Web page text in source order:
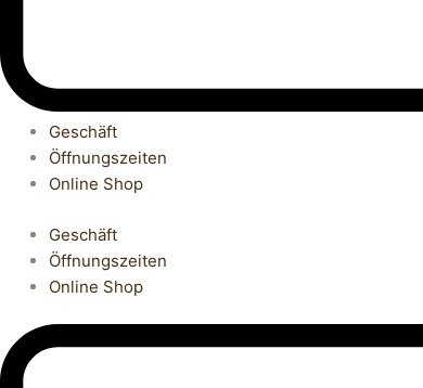
Geschäft
Öffnungszeiten
Online Shop
Geschäft
Öffnungszeiten
Online Shop